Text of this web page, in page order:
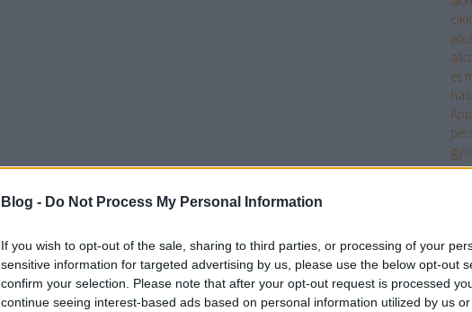
Blog - Do Not Process My Personal Information
If you wish to opt-out of the sale, sharing to third parties, or processing of your
sensitive information for targeted advertising by us, please use the below opt-out
confirm your selection. Please note that after your opt-out request is processed
continue seeing interest-based ads based on personal information utilized by us
és